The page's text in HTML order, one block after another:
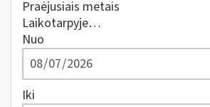
Praėjusiais metais
Laikotarpyje…
Nuo
Iki